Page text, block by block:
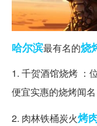
哈尔滨最有名的烧
1. 千贺酒馆烧烤 ：
便宜实惠的烧烤闻名
2. 肉林铁桶炭火烤